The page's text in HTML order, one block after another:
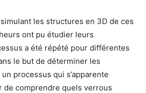
les structures en 3D de ces
ont pu étudier leurs
a été répété pour différentes
le but de déterminer les
processus qui s’apparente
de comprendre quels verrous